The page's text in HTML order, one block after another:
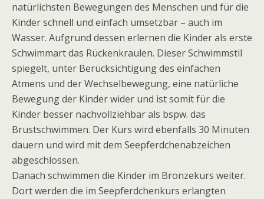
natürlichsten Bewegungen des Menschen und für die
Kinder schnell und einfach umsetzbar – auch im
Wasser. Aufgrund dessen erlernen die Kinder als erste
Schwimmart das Rückenkraulen. Dieser Schwimmstil
spiegelt, unter Berücksichtigung des einfachen
Atmens und der Wechselbewegung, eine natürliche
Bewegung der Kinder wider und ist somit für die
Kinder besser nachvollziehbar als bspw. das
Brustschwimmen. Der Kurs wird ebenfalls 30 Minuten
dauern und wird mit dem Seepferdchenabzeichen
abgeschlossen.
Danach schwimmen die Kinder im Bronzekurs weiter.
Dort werden die im Seepferdchenkurs erlangten